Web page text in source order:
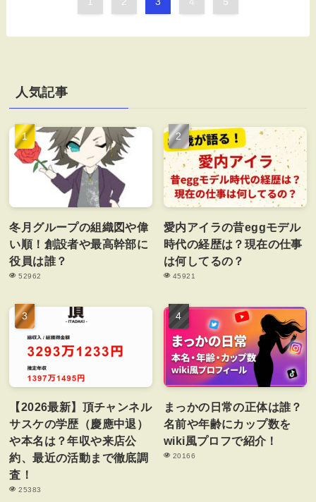
人気記事
冬月グループの組織図や偉
い順！創設者や最高幹部に
役員は誰？
52962
愛内アイラの昔eggモデル
時代の経歴は？現在の仕事
は何してるの？
45921
【2026最新】頂チャンネル
サスケの学歴（慶應中退）
や本名は？年収や来店公
約、最近の活動まで徹底調
査！
25383
まっかの日常の正体は誰？
名前や年齢にカップ数を
wiki風プロフで紹介！
20166